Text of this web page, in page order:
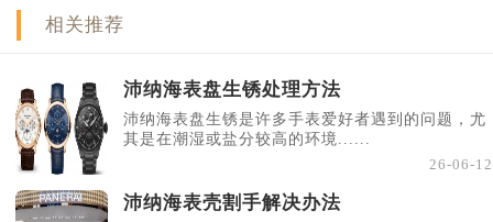
相关推荐
沛纳海表盘生锈处理方法
沛纳海表盘生锈是许多手表爱好者遇到的问题，尤
其是在潮湿或盐分较高的环境......
26-06-12
沛纳海表壳割手解决办法